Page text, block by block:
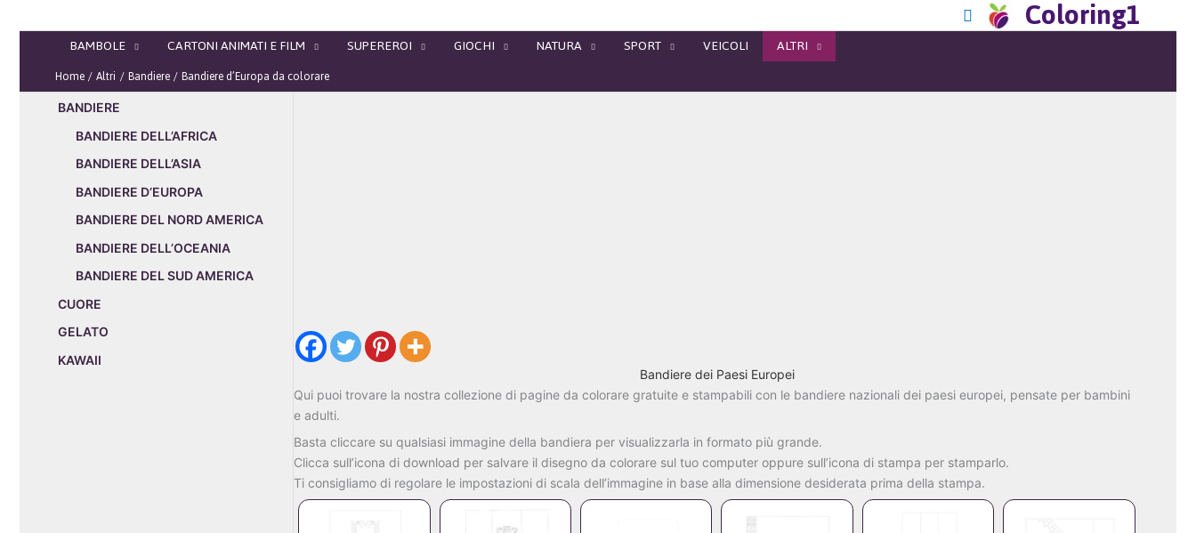
Coloring1
BAMBOLE CARTONI ANIMATI E FILM SUPEREROI GIOCHI NATURA SPORT VEICOLI ALTRI
Home Altri Bandiere Bandiere d’Europa da colorare
BANDIERE
BANDIERE DELL’AFRICA
BANDIERE DELL’ASIA
BANDIERE D’EUROPA
BANDIERE DEL NORD AMERICA
BANDIERE DELL’OCEANIA
BANDIERE DEL SUD AMERICA
CUORE
GELATO
KAWAII
Bandiere dei Paesi Europei
Qui puoitrovare la nostracollezionedi paginedacoloraregratuitee stampabili con le bandiere nazionalidei paesieuropei, pensate per bambini
e adulti.
Bastacliccare suqualsiasi immaginedella bandiera pervisualizzarla informato piùgrande.
Clicca sull’iconadidownload per salvare ildisegnodacolorare sultuocomputeroppure sull’iconadi stampa per stamparlo.
Ticonsigliamodi regolare le impostazionidi scaladell’immagine in base alladimensionedesiderata primadella stampa.